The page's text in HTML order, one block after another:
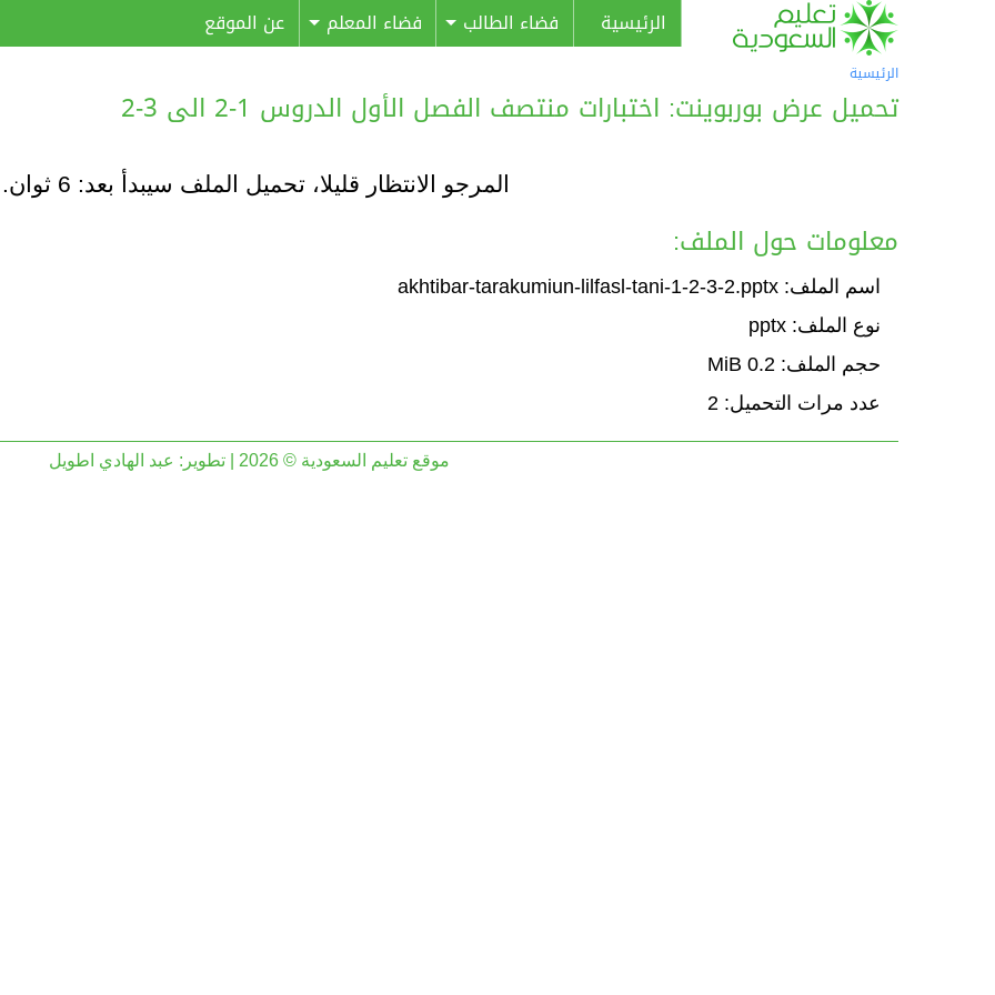
الرئيسية فضاء الطالب فضاء المعلم عن الموقع
الرئيسية
تحميل عرض بوربوينت: اختبارات منتصف الفصل الأول الدروس 1-2 الى 3-2
المرجو الانتظار قليلا، تحميل الملف سيبدأ بعد: 6
معلومات حول الملف:
اسم الملف: akhtibar-tarakumiun-lilfasl-tani-1-2-3-2.pptx
نوع الملف: pptx
حجم الملف: 0.2 MiB
عدد مرات التحميل: 2
موقع تعليم السعودية © 2026 | تطوير: عبد الهادي اطويل